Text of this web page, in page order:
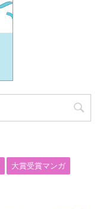
大賞受賞マンガ